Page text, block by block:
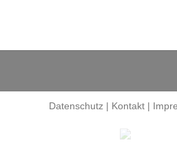
Datenschutz | Kontakt |